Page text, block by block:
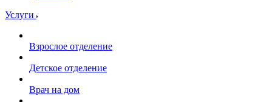
Услуги
Взрослое отделение
Детское отделение
Врач на дом